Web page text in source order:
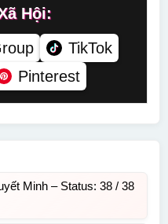
Hội:
TikTok
Pinterest
Minh – Status: 38 / 38